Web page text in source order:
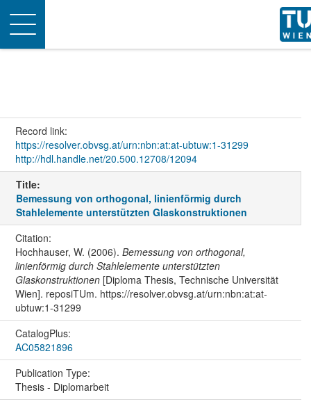
Toggle
navigation
Record link:
https://resolver.obvsg.at/urn:nbn:at:at-ubtuw:1-31299
http://hdl.handle.net/20.500.12708/12094
Title:
Bemessung von orthogonal, linienförmig durch
Stahlelemente unterstützten Glaskonstruktionen
Citation:
Hochhauser, W. (2006). Bemessung von orthogonal,
linienförmig durch Stahlelemente unterstützten
Glaskonstruktionen[Diploma Thesis, Technische Universität
Wien]. reposiTUm. https://resolver.obvsg.at/urn:nbn:at:at-
ubtuw:1-31299
CatalogPlus:
AC05821896
Publication Type:
Thesis - Diplomarbeit